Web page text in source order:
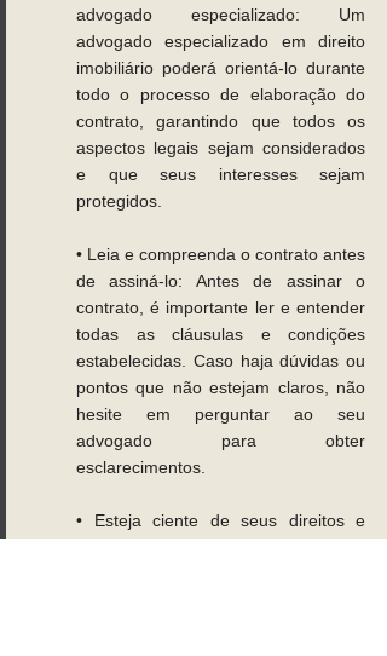
advogado especializado: Um
advogado especializado em direito
imobiliário poderá orientá-lo durante
todo o processo de elaboração do
contrato, garantindo que todos os
aspectos legais sejam considerados
e que seus interesses sejam
protegidos.
• Leia e compreenda o contrato antes
de assiná-lo: Antes de assinar o
contrato, é importante ler e entender
todas as cláusulas e condições
estabelecidas. Caso haja dúvidas ou
pontos que não estejam claros, não
hesite em perguntar ao seu
advogado para obter
esclarecimentos.
• Esteja ciente de seus direitos e